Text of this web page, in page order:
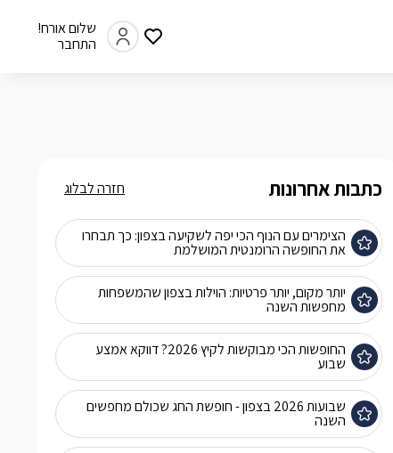
שלום אורח!
התחבר
כתבות אחרונות
הצימרים עם הנוף הכי יפה לשקיעה בצפון: כך תבחרו
את החופשה הרומנטית המושלמת
יותר מקום, יותר פרטיות: הוילות בצפון שהמשפחות
מחפשות השנה
החופשות הכי מבוקשות לקיץ 2026? דווקא אמצע
שבוע
שבועות 2026 בצפון - חופשת החג שכולם מחפשים
השנה
חזרה לבלוג